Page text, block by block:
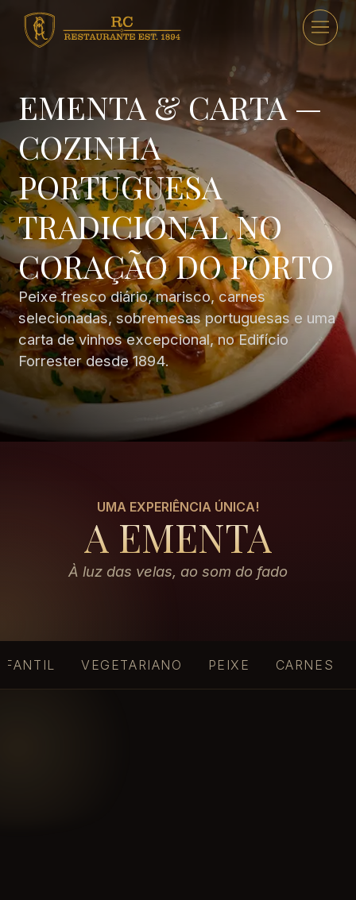
EMENTA & CARTA —
COZINHA
PORTUGUESA
TRADICIONAL NO
CORAÇÃO DO PORTO
Peixe fresco diário, marisco, carnes
selecionadas, sobremesas portuguesas e uma
carta de vinhos excepcional, no Edifício
Forrester desde 1894.
UMA EXPERIÊNCIA ÚNICA!
A EMENTA
À luz das velas, ao som do fado
VEGETARIANO PEIXE CARNES